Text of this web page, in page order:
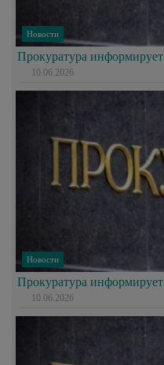
Новости
Прокуратура информирует
10.06.2026
Новости
Прокуратура информирует
10.06.2026